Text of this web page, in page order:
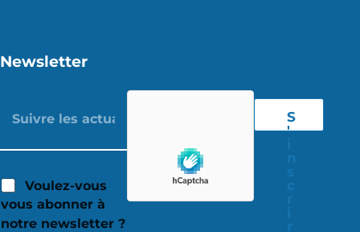
Newsletter
Voulez-vous
vous abonner à
notre newsletter ?
S
'